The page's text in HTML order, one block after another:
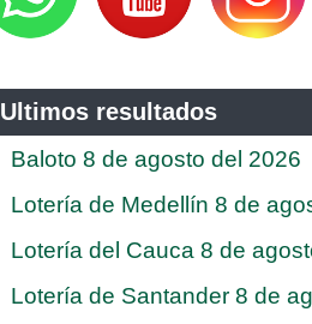
Ultimos resultados
Baloto 8 de agosto del 2026
Lotería de Medellín 8 de
Lotería del Cauca 8 de
Lotería de Santander 8 de